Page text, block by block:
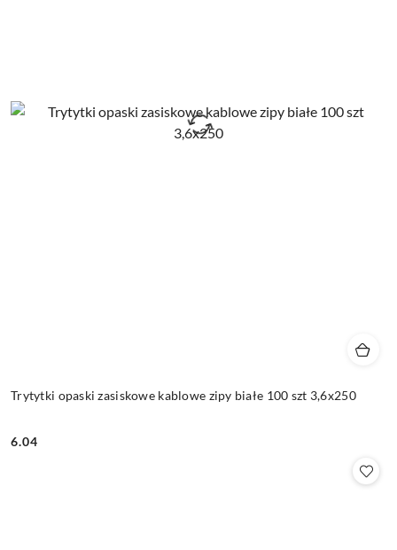
Trytytki opaski zasiskowe kablowe zipy białe 100 szt 3,6x250
Cena:
6.04